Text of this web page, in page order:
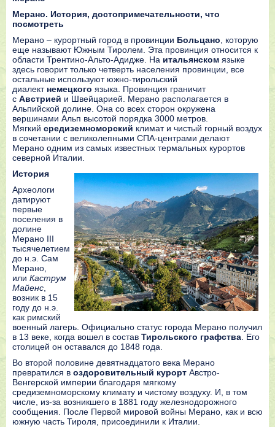
Мерано. История, достопримечательности, что
посмотреть
Мерано – курортный город в провинции Больцано , которую
еще называют Южным Тиролем. Эта провинция относится к
области Трентино-Альто-Адидже. На итальянском языке
здесь говорит только четверть населения провинции, все
остальные используют южно-тирольский
диалект немецкого языка. Провинция граничит
с Австрией и Швейцарией. Мерано располагается в
Альпийской долине. Она со всех сторон окружена
вершинами Альп высотой порядка 3000 метров.
Мягкий средиземноморский климат и чистый горный воздух
в сочетании с великолепными СПА-центрами делают
Мерано одним из самых известных термальных курортов
северной Италии.
История
Археологи
датируют
первые
поселения в
долине
Мерано III
тысячелетием
до н.э. Сам
Мерано,
или Каструм
Майенс
возник в 15
году до н.э.
как римский
военный лагерь. Официально статус города Мерано получил
в 13 веке, когда вошел в состав Тирольского графства . Его
столицей он оставался до 1848 года.
Во второй половине девятнадцатого века Мерано
превратился в оздоровительный курорт Австро-
Венгерской империи благодаря мягкому
средиземноморскому климату и чистому воздуху. И, в том
числе, из-за возникшего в 1881 году железнодорожного
сообщения. После Первой мировой войны Мерано, как и всю
южную часть Тироля, присоединили к Италии.